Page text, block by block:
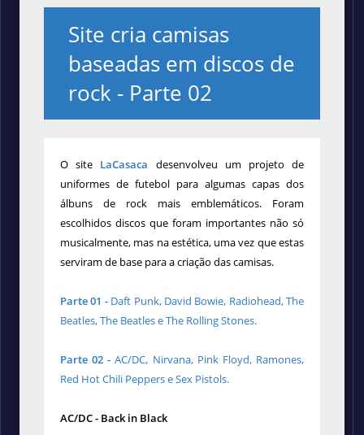
Site cria camisas
baseadas em discos de
rock - Parte 02
Osite LaCasaca desenvolveu um projeto de
uniformes de futebol para algumas capas dos
álbuns de rock mais emblemáticos. Foram
escolhidos discos que foram importantes não só
musicalmente, mas na estética, uma vez que estas
serviram de base para a criação das camisas.
Parte 01 -Daft Punk, David Bowie, Radiohead, The
Beatles, The Beatles e The Rolling Stones.
Parte 02 - AC/DC, Nirvana, Pink Floyd, Ramones,
Red Hot Chili Peppers e Sex Pistols.
AC/DC - Back in Black